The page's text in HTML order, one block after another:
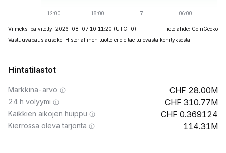
Viimeksi päivitetty: 2026-08-07 10:11:20 (UTC+0)
Tietolähde: CoinGecko
Vastuuvapauslauseke: Historiallinen tuotto ei ole tae tulevasta kehityksestä.
Hintatilastot
Markkina-arvo 28.00M
24 h volyymi 310.77M
Kaikkien aikojen huippu 0.369124
Kierrossa oleva tarjonta 114.31M